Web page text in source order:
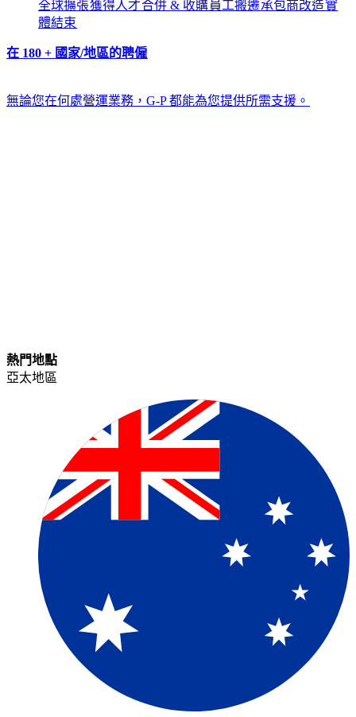
全球擴張​​獲得人才​​合併 & 收購​​員工搬遷​​承包商改造​​實
體結束​​
在 180 + 國家/地區的聘僱​​
無論您在何處營運業務，G-P 都能為您提供所需支援。​​
熱門地點​​
亞太地區​​